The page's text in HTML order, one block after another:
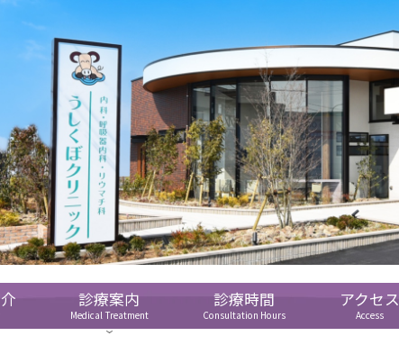
診療案内
Medical Treatment
診療時間
Consultation Hours
アクセス
Access